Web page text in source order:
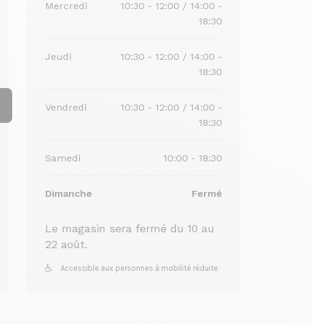
Mercredi
10:30 - 12:00 / 14:00 -
18:30
Jeudi
10:30 - 12:00 / 14:00 -
18:30
Vendredi
10:30 - 12:00 / 14:00 -
18:30
Samedi 10:00 - 18:30
Dimanche Fermé
Le magasin sera fermé du 10 au
22 août.
Accessible aux personnes à mobilité réduite